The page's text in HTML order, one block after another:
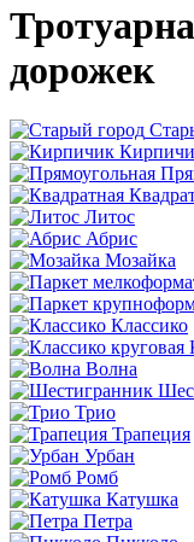
дорожек
Литос
Абрис
Мозайка
Классико
Волна
Трио
Трапеция
Урбан
Ромб
Катушка
Петра